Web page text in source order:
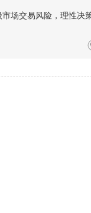
场交易风险，理性决